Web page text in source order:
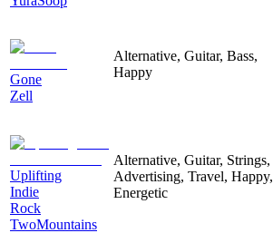
Gone
Zell
Alternative, Guitar, Bass,
Happy
Uplifting
Indie
Rock
TwoMountains
Alternative, Guitar, Strings,
Advertising, Travel, Happy,
Energetic